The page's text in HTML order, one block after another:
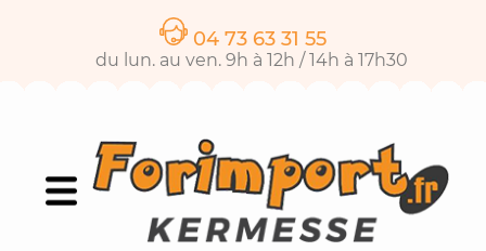
04 73 63 31 55
du lun. au ven. 9h à 12h / 14h à 17h30